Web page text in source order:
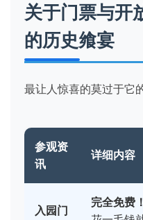
关于门票与开
的历史飨宴
最让人惊喜的莫过于它
参观资
讯
详细内容
入园门
完全免费！